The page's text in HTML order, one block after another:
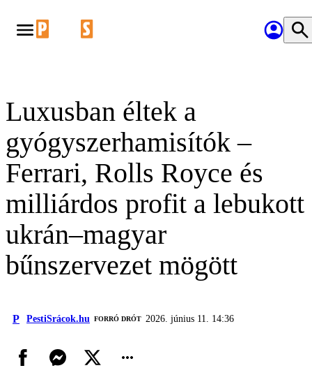
Luxusban éltek a
gyógyszerhamisítók –
Ferrari, Rolls Royce és
milliárdos profit a lebukott
ukrán–magyar
bűnszervezet mögött
P PestiSrácok.hu FORRÓ DRÓT 2026. június 11. 14:36